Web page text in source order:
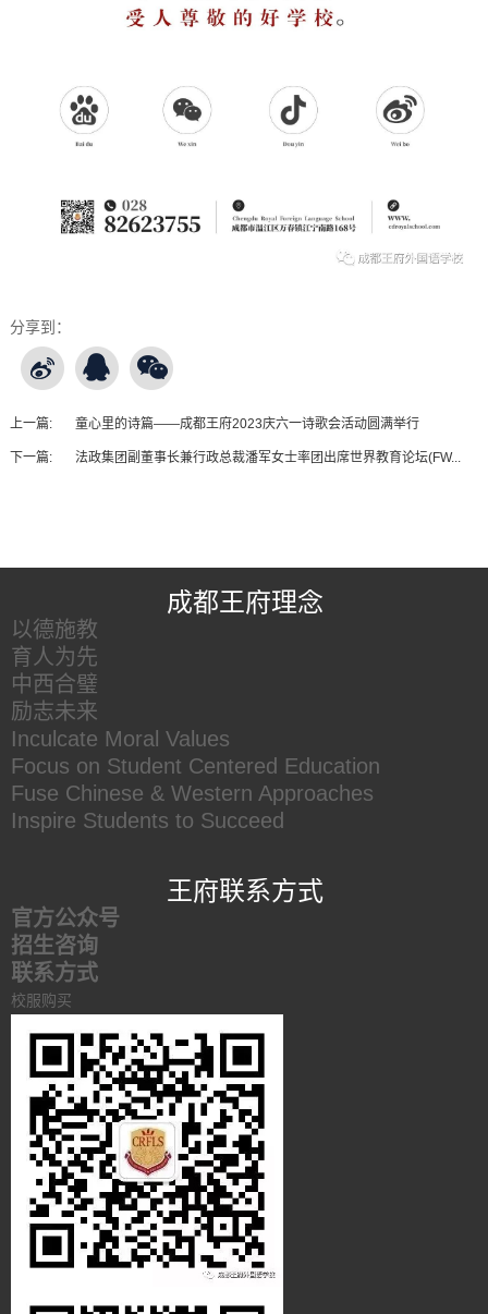
分享到：
上一篇: 童心里的诗篇——成都王府2023庆六一诗歌会活动圆满举行
下一篇: 法政集团副董事长兼行政总裁潘军女士率团出席世界教育论坛(FW...
成都王府理念
以德施教
育人为先
中西合璧
励志未来
Inculcate Moral Values
Focus on Student Centered Education
Fuse Chinese & Western Approaches
Inspire Students to Succeed
王府联系方式
官方公众号
招生咨询
联系方式
校服购买